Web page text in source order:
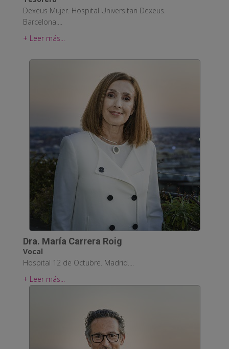
Dexeus Mujer. Hospital Universitari Dexeus.
Barcelona....
+ Leer más...
Dra. María Carrera Roig
Vocal
Hospital 12 de Octubre. Madrid....
+ Leer más...